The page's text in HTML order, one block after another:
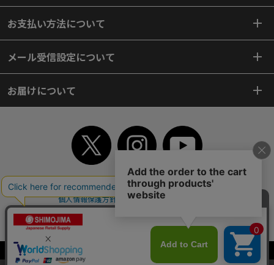
当サイトはクッキー（Cookie）を使用しています。Cookieの使用に同意いた
お支払い方法について
メール受信設定について
お届けについて
TOP 初めてご利用のお客様へ ご利用案内
ご利用規約
個人情報保護方針
特定商取引法
よくあるご質問
お問い合わせ
サイトマップ
Copyright© 2018 SHIMOJIMA Co.,Ltd. All Rights Reserved.